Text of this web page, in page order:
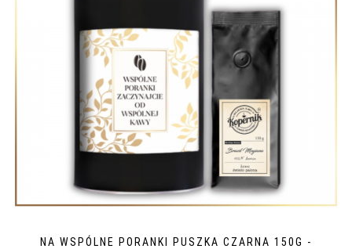
NA WSPÓLNE PORANKI PUSZKA CZARNA 150G -